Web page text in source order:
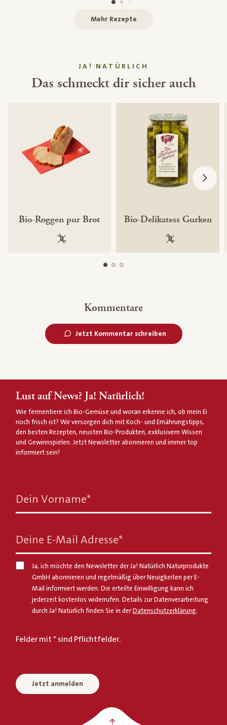
Mehr Rezepte
JA! NATÜRLICH
Das schmeckt dir sicher auch
Bio-Roggen pur Brot
100 % gentechnikfrei
Bio-Delikatess Gurken
100 %
Kommentare
Jetzt Kommentar schreiben
Lust auf News? Ja! Natürlich!
Wie fermentiere ich Bio-Gemüse und woran erkenne ich, ob mein Ei
noch frisch ist? Wir versorgen dich mit Koch- und Ernährungstipps,
den besten Rezepten, neusten Bio-Produkten, exklusivem Wissen
und Gewinnspielen. Jetzt Newsletter abonnieren und immer top
informiert sein!
Dein Vorname*
Deine E-Mail Adresse*
Ja, ich möchte den Newsletter der Ja! Natürlich Naturprodukte
GmbH abonnieren und regelmäßig über Neuigkeiten per E-
Mail informiert werden. Die erteilte Einwilligung kann ich
jederzeit kostenlos widerrufen. Details zur Datenverarbeitung
durch Ja! Natürlich finden Sie in der Datenschutzerklärung.
Felder mit * sind Pflichtfelder.
Jetzt anmelden